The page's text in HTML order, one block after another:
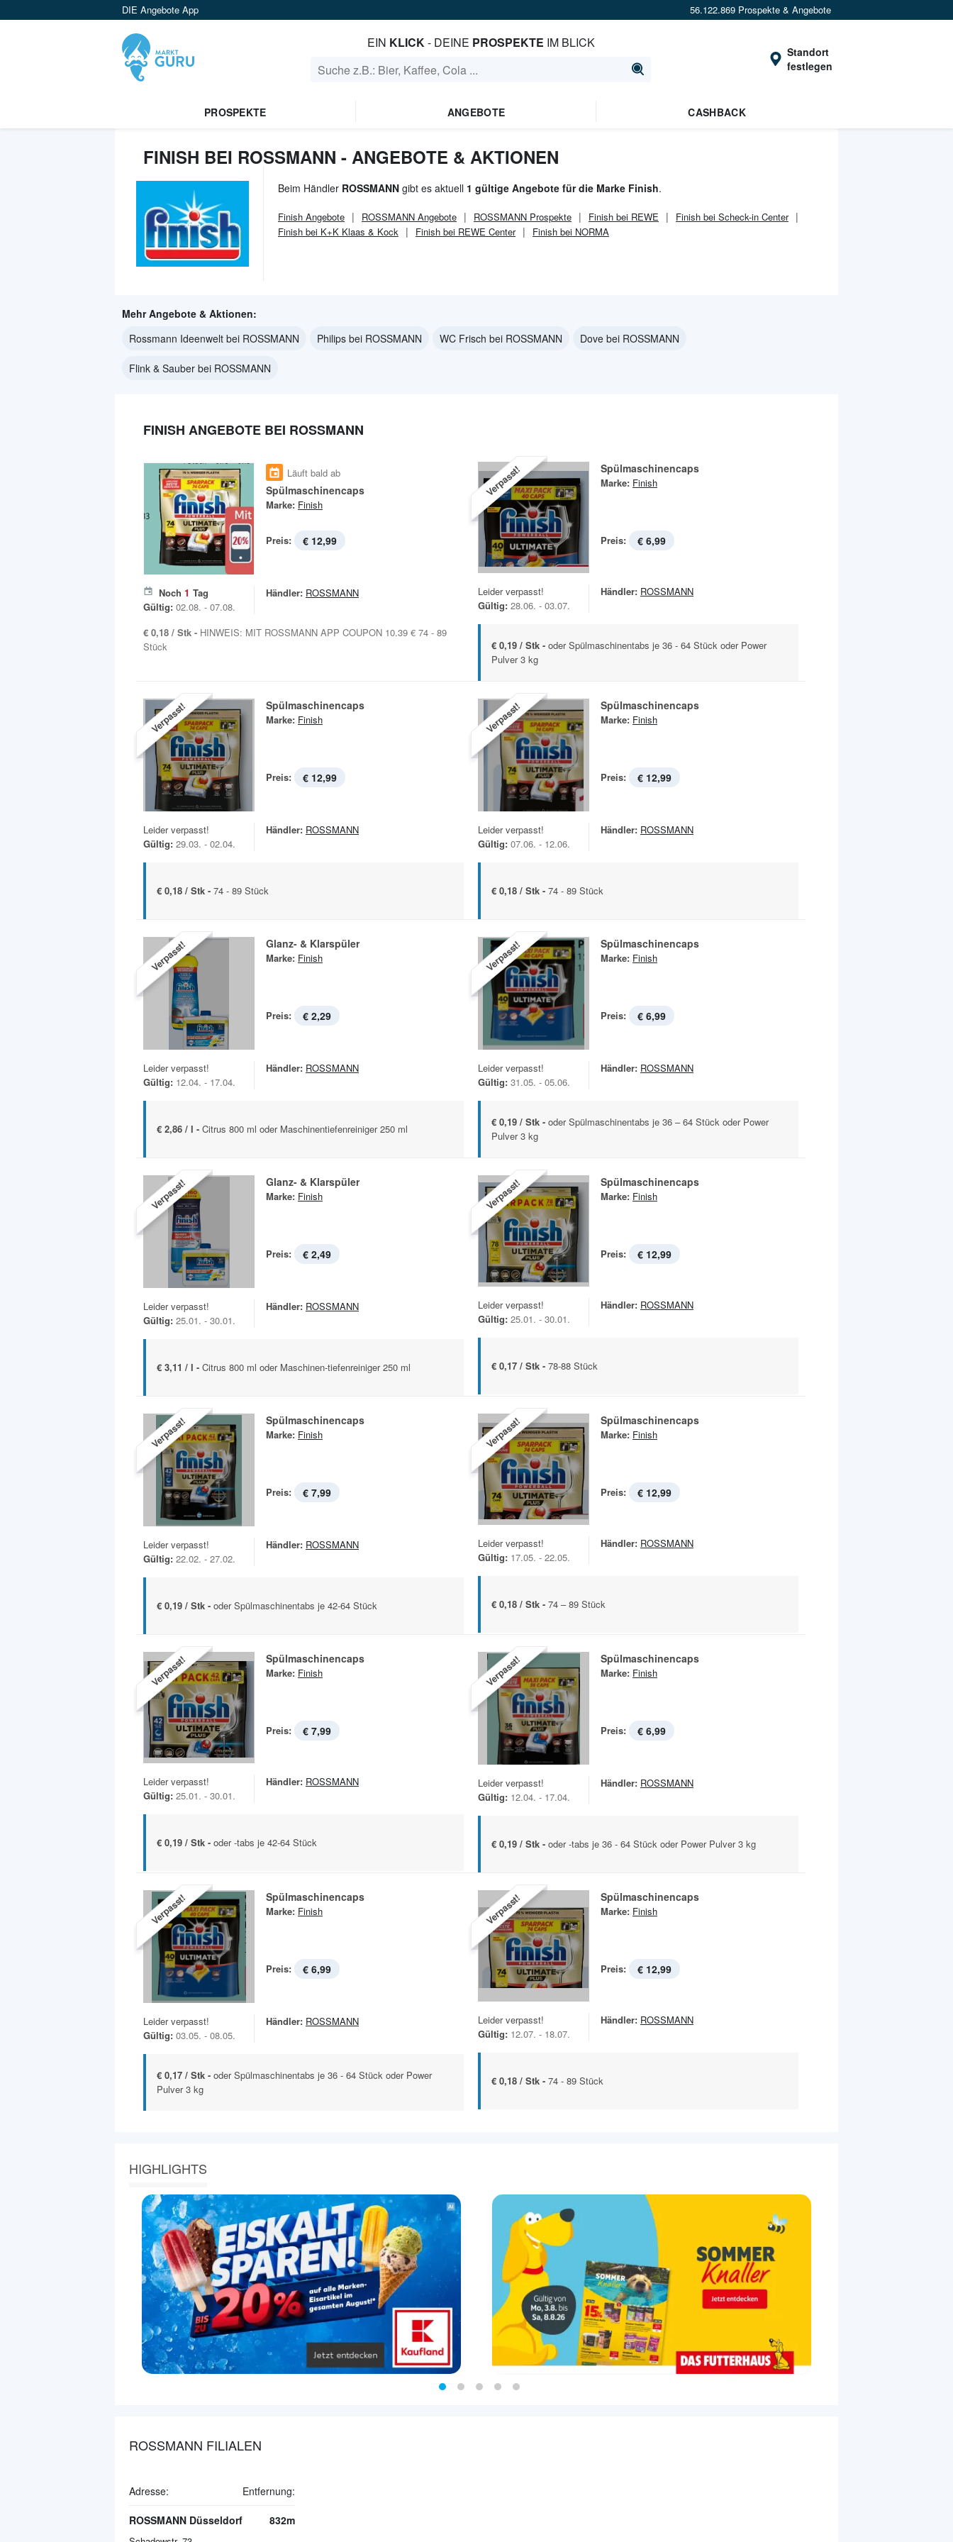
DIE Angebote App 56.122.869 Prospekte & Angebote
EIN KLICK- DEINE PROSPEKTE IM BLICK
Standort
festlegen
PROSPEKTE ANGEBOTE CASHBACK
FINISH BEI ROSSMANN - ANGEBOTE & AKTIONEN
Beim Händler ROSSMANN gibt es aktuell 1 gültige Angebote für die Marke Finish.
Finish Angebote ROSSMANN Angebote ROSSMANN Prospekte Finish bei REWE
Finish bei Scheck-in Center
Finish bei K+K Klaas & Kock
Finish bei REWE Center Finish bei NORMA
Mehr Angebote & Aktionen:
Rossmann Ideenwelt bei ROSSMANN
Philips bei ROSSMANN WC Frisch bei ROSSMANN Dove bei ROSSMANN
Flink & Sauber bei ROSSMANN
FINISH ANGEBOTE BEI ROSSMANN
Läuft bald ab
Spülmaschinencaps
Marke: Finish
Preis: € 12,99
Noch 1 Tag
Gültig: 02.08. - 07.08.
Händler: ROSSMANN
€ 0,18 / Stk - HINWEIS: MIT ROSSMANN APP COUPON 10.39 € 74 - 89
Stück
Verpasst! Spülmaschinencaps
Marke: Finish
Preis: € 6,99
Leider verpasst!
Gültig: 28.06. - 03.07.
Händler: ROSSMANN
€ 0,19 / Stk - oder Spülmaschinentabs je 36 - 64 Stück oder Power
Pulver 3 kg
Verpasst! Spülmaschinencaps
Marke: Finish
Preis: € 12,99
Leider verpasst!
Gültig: 29.03. - 02.04.
Händler: ROSSMANN
€ 0,18 / Stk - 74 - 89 Stück
Verpasst! Spülmaschinencaps
Marke: Finish
Preis: € 12,99
Leider verpasst!
Gültig: 07.06. - 12.06.
Händler: ROSSMANN
€ 0,18 / Stk - 74 - 89 Stück
Verpasst! Glanz- & Klarspüler
Marke: Finish
Preis: € 2,29
Leider verpasst!
Gültig: 12.04. - 17.04.
Händler: ROSSMANN
€ 2,86 / l - Citrus 800 ml oder Maschinentiefenreiniger 250 ml
Verpasst! Spülmaschinencaps
Marke: Finish
Preis: € 6,99
Leider verpasst!
Gültig: 31.05. - 05.06.
Händler: ROSSMANN
€ 0,19 / Stk - oder Spülmaschinentabs je 36 – 64 Stück oder Power
Pulver 3 kg
Verpasst! Glanz- & Klarspüler
Marke: Finish
Preis: € 2,49
Leider verpasst!
Gültig: 25.01. - 30.01.
Händler: ROSSMANN
€ 3,11 / l - Citrus 800 ml oder Maschinen-tiefenreiniger 250 ml
Verpasst! Spülmaschinencaps
Marke: Finish
Preis: € 12,99
Leider verpasst!
Gültig: 25.01. - 30.01.
Händler: ROSSMANN
€ 0,17 / Stk - 78-88 Stück
Verpasst! Spülmaschinencaps
Marke: Finish
Preis: € 7,99
Leider verpasst!
Gültig: 22.02. - 27.02.
Händler: ROSSMANN
€ 0,19 / Stk - oder Spülmaschinentabs je 42-64 Stück
Verpasst! Spülmaschinencaps
Marke: Finish
Preis: € 12,99
Leider verpasst!
Gültig: 17.05. - 22.05.
Händler: ROSSMANN
€ 0,18 / Stk - 74 – 89 Stück
Verpasst! Spülmaschinencaps
Marke: Finish
Preis: € 7,99
Leider verpasst!
Gültig: 25.01. - 30.01.
Händler: ROSSMANN
€ 0,19 / Stk - oder -tabs je 42-64 Stück
Verpasst! Spülmaschinencaps
Marke: Finish
Preis: € 6,99
Leider verpasst!
Gültig: 12.04. - 17.04.
Händler: ROSSMANN
€ 0,19 / Stk - oder -tabs je 36 - 64 Stück oder Power Pulver 3 kg
Verpasst! Spülmaschinencaps
Marke: Finish
Preis: € 6,99
Leider verpasst!
Gültig: 03.05. - 08.05.
Händler: ROSSMANN
€ 0,17 / Stk - oder Spülmaschinentabs je 36 - 64 Stück oder Power
Pulver 3 kg
Verpasst! Spülmaschinencaps
Marke: Finish
Preis: € 12,99
Leider verpasst!
Gültig: 12.07. - 18.07.
Händler: ROSSMANN
€ 0,18 / Stk - 74 - 89 Stück
HIGHLIGHTS
ROSSMANN FILIALEN
Adresse: Entfernung:
ROSSMANN Düsseldorf 832m